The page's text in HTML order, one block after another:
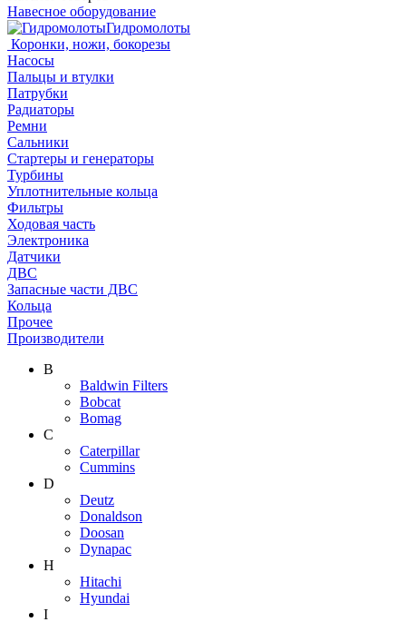
Навесное оборудование
Гидромолоты
Коронки, ножи, бокорезы
Насосы
Пальцы и втулки
Патрубки
Радиаторы
Ремни
Сальники
Стартеры и генераторы
Турбины
Уплотнительные кольца
Фильтры
Ходовая часть
Электроника
Датчики
ДВС
Запасные части ДВС
Кольца
Прочее
Производители
B
Baldwin Filters
Bobcat
Bomag
C
Caterpillar
Cummins
D
Deutz
Donaldson
Doosan
Dynapac
H
Hitachi
Hyundai
I